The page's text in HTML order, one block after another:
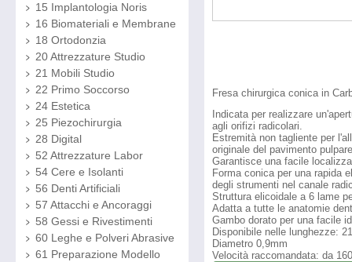
15 Implantologia Noris
16 Biomateriali e Membrane
18 Ortodonzia
20 Attrezzature Studio
21 Mobili Studio
22 Primo Soccorso
24 Estetica
25 Piezochirurgia
28 Digital
52 Attrezzature Labor
54 Cere e Isolanti
56 Denti Artificiali
57 Attacchi e Ancoraggi
58 Gessi e Rivestimenti
60 Leghe e Polveri Abrasive
61 Preparazione Modello
Fresa chirurgica conica in
Indicata per realizzare
agli orifizi radicolari.
Estremità non tagliente per
originale del pavimento
Garantisce una facile
Forma conica per una rapida
degli strumenti nel canale
Struttura elicoidale a 6 lame
Adatta a tutte le anatomie
Gambo dorato per una facile
Disponibile nelle lunghezze:
Diametro 0,9mm
Velocità raccomandata: da